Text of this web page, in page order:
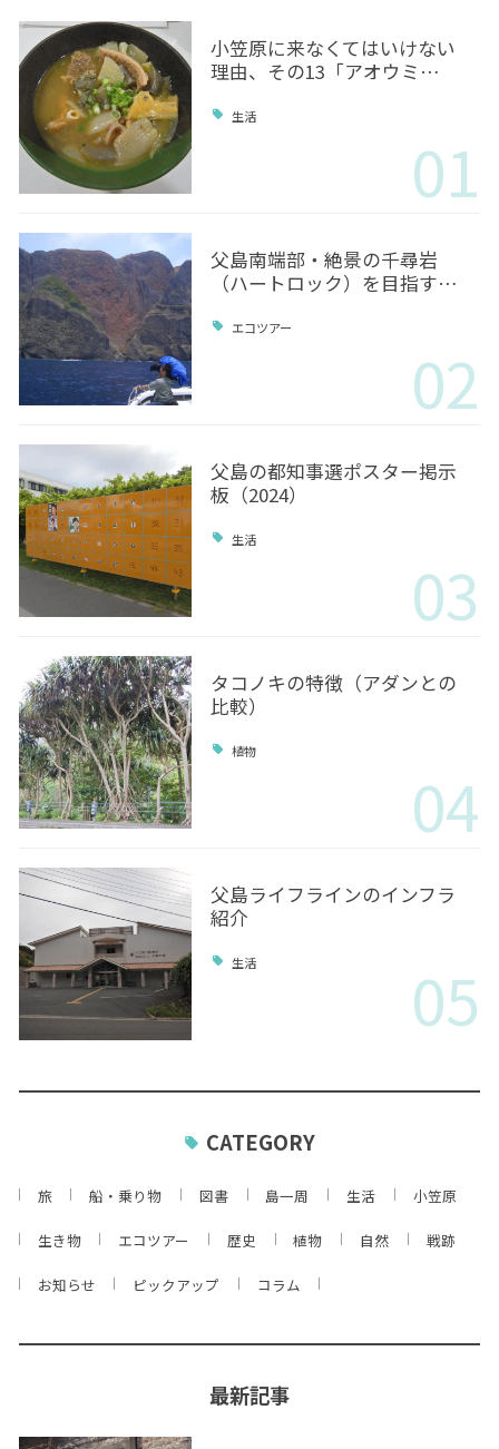
小笠原に来なくてはいけない
理由、その13「アオウミ…
生活
01
父島南端部・絶景の千尋岩
（ハートロック）を目指す…
エコツアー
02
父島の都知事選ポスター掲示
板（2024）
生活
03
タコノキの特徴（アダンとの
比較）
植物
04
父島ライフラインのインフラ
紹介
生活 05
CATEGORY
旅 船・乗り物 図書 島一周 生活 小笠原
生き物 エコツアー 歴史 植物 自然 戦跡
お知らせ ピックアップ コラム
最新記事